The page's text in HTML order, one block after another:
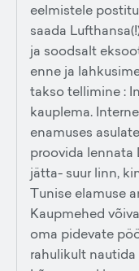
eelmistele
saada
ja soodsalt
enne ja
takso tellimine :
kauplema.
enamuses
proovida lennata
jätta- suur linn,
Tunise elamuse
Kaupmehed
oma pidevate
rahulikult nautida